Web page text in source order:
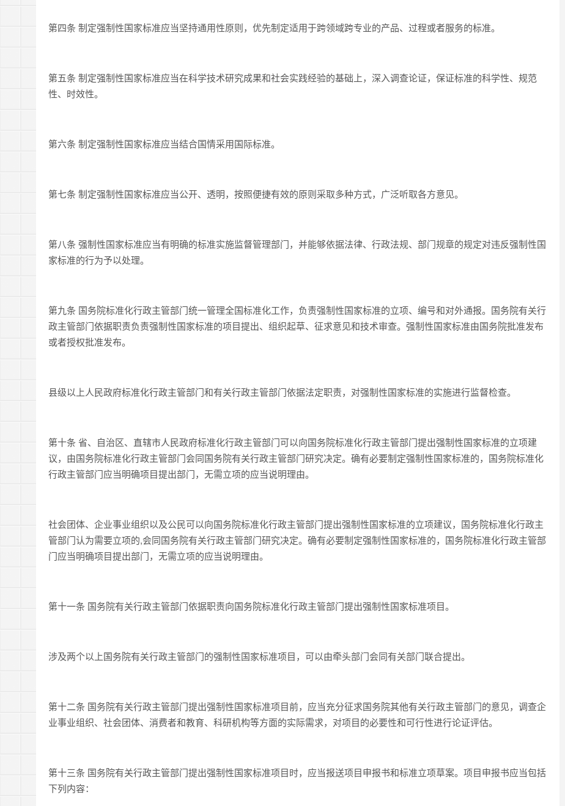
第四条 制定强制性国家标准应当坚持通用性原则，优先制定适用于跨领域跨专业的产品、过程或者服务的标准。
第五条 制定强制性国家标准应当在科学技术研究成果和社会实践经验的基础上，深入调查论证，保证标准的科学性、规范
性、时效性。
第六条 制定强制性国家标准应当结合国情采用国际标准。
第七条 制定强制性国家标准应当公开、透明，按照便捷有效的原则采取多种方式，广泛听取各方意见。
第八条 强制性国家标准应当有明确的标准实施监督管理部门，并能够依据法律、行政法规、部门规章的规定对违反强制性国
家标准的行为予以处理。
第九条 国务院标准化行政主管部门统一管理全国标准化工作，负责强制性国家标准的立项、编号和对外通报。国务院有关行
政主管部门依据职责负责强制性国家标准的项目提出、组织起草、征求意见和技术审查。强制性国家标准由国务院批准发布
或者授权批准发布。
县级以上人民政府标准化行政主管部门和有关行政主管部门依据法定职责，对强制性国家标准的实施进行监督检查。
第十条 省、自治区、直辖市人民政府标准化行政主管部门可以向国务院标准化行政主管部门提出强制性国家标准的立项建
议，由国务院标准化行政主管部门会同国务院有关行政主管部门研究决定。确有必要制定强制性国家标准的，国务院标准化
行政主管部门应当明确项目提出部门，无需立项的应当说明理由。
社会团体、企业事业组织以及公民可以向国务院标准化行政主管部门提出强制性国家标准的立项建议，国务院标准化行政主
管部门认为需要立项的,会同国务院有关行政主管部门研究决定。确有必要制定强制性国家标准的，国务院标准化行政主管部
门应当明确项目提出部门，无需立项的应当说明理由。
第十一条 国务院有关行政主管部门依据职责向国务院标准化行政主管部门提出强制性国家标准项目。
涉及两个以上国务院有关行政主管部门的强制性国家标准项目，可以由牵头部门会同有关部门联合提出。
第十二条 国务院有关行政主管部门提出强制性国家标准项目前，应当充分征求国务院其他有关行政主管部门的意见，调查企
业事业组织、社会团体、消费者和教育、科研机构等方面的实际需求，对项目的必要性和可行性进行论证评估。
第十三条 国务院有关行政主管部门提出强制性国家标准项目时，应当报送项目申报书和标准立项草案。项目申报书应当包括
下列内容：